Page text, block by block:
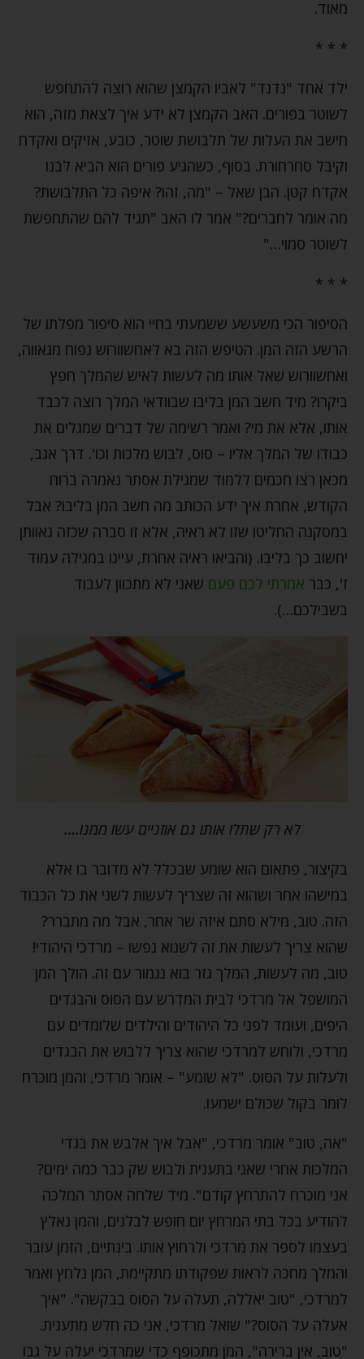
מאוד.
* * *
ילד אחד "נדנד" לאביו הקמצן שהוא רוצה להתחפש
לשוטר בפורים. האב הקמצן לא ידע איך לצאת מזה, הוא
חישב את העלות של תלבושת שוטר, כובע, אזיקים ואקדח
וקיבל סחרחורת. בסוף, כשהגיע פורים הוא הביא לבנו
אקדח קטן. הבן שאל – "מה, זהו? איפה כל התלבושת?
מה אומר לחברים?" אמר לו האב "תגיד להם שהתחפשת
לשוטר סמוי…"
* * *
הסיפור הכי משעשע ששמעתי בחיי הוא סיפור מפלתו של
הרשע הזה המן. הטיפש הזה בא לאחשוורוש נפוח מגאווה,
ואחשוורוש שאל אותו מה לעשות לאיש שהמלך חפץ
ביקרו? מיד חשב המן בליבו שבוודאי המלך רוצה לכבד
אותו, אלא את מי? ואמר רשימה של דברים שמגלים את
כבודו של המלך אליו – סוס, לבוש מלכות וכו'. דרך אגב,
מכאן רצו חכמים ללמוד שמגילת אסתר נאמרה ברוח
הקודש, אחרת איך ידע הכותב מה חשב המן בליבו? אבל
במסקנה החליטו שזו לא ראיה, אלא זו סברה שכזה גאוותן
יחשוב כך בליבו. (והביאו ראיה אחרת, עיינו במגילה עמוד
ז', כבר אמרתי לכם פעם שאני לא מתכוון לעבוד
בשבילכם…).
לא רק שתלו אותו גם אוזניים עשו ממנו….
בקיצור, פתאום הוא שומע שבכלל לא מדובר בו אלא
במישהו אחר ושהוא זה שצריך לעשות לשני את כל הכבוד
הזה. טוב, מילא סתם איזה שר אחר, אבל מה מתברר?
שהוא צריך לעשות את זה לשנוא נפשו – מרדכי היהודי!
טוב, מה לעשות, המלך גזר בוא נגמור עם זה. הולך המן
המושפל אל מרדכי לבית המדרש עם הסוס והבגדים
היפים, ועומד לפני כל היהודים והילדים שלומדים עם
מרדכי, ולוחש למרדכי שהוא צריך ללבוש את הבגדים
ולעלות על הסוס. "לא שומע" – אומר מרדכי, והמן מוכרח
לומר בקול שכולם ישמעו.
"אה, טוב" אומר מרדכי, "אבל איך אלבש את בגדי
המלכות אחרי שאני בתענית ולבוש שק כבר כמה ימים?
אני מוכרח להתרחץ קודם". מיד שלחה אסתר המלכה
להודיע בכל בתי המרחץ יום חופש לבלנים, והמן נאלץ
בעצמו לספר את מרדכי ולרחוץ אותו. בינתיים, הזמן עובר
והמלך מחכה לראות שפקודתו מתקיימת, המן נלחץ ואמר
למרדכי, "טוב יאללה, תעלה על הסוס בבקשה". "איך
אעלה על הסוס?" שואל מרדכי, אני כה חלש מתענית.
"טוב, אין ברירה", המן מתכופף כדי שמרדכי יעלה על גבו